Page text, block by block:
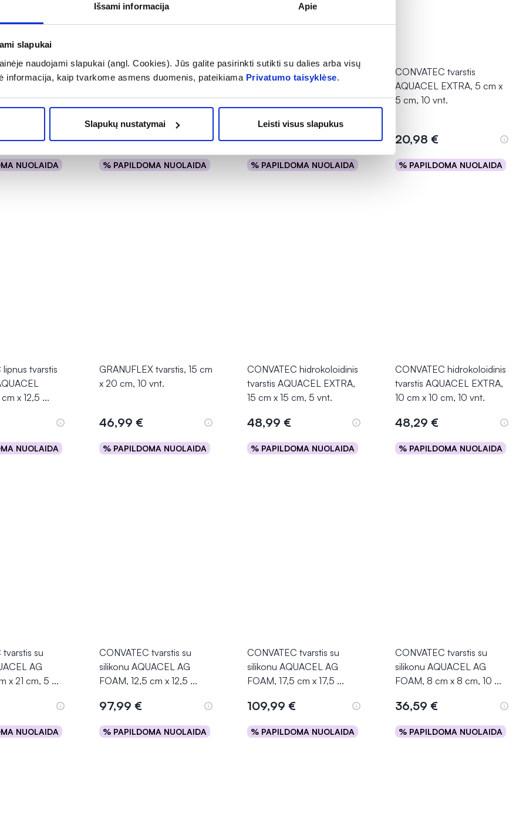
Išsami informacija Apie
slapukai
naudojami slapukai (angl. Cookies). Jūs galite pasirinkti sutikti su dalies arba visų
informacija, kaip tvarkome asmens duomenis, pateikiama Privatumo taisyklėse.
Slapukų nustatymai Leisti visus slapukus
+ EXTRA, 5
vnt.
iš 5
NUOLAIDA
CONVATEC tvarstis
AQUACEL AG + EXTRA, 15
cm x 15 cm, 5 vnt.
54,39 €
% PAPILDOMA NUOLAIDA
Į krepšelį
CONVATEC tvarstis
AQUACEL AG + EXTRA, 10
cm x 10 cm, 10 vnt.
45,98 €
% PAPILDOMA NUOLAIDA
Į krepšelį
CONVATEC tvarstis
AQUACEL EXTRA, 5 cm x
5 cm, 10 vnt.
20,98 €
% PAPILDOMA NUOLAIDA
Į krepšelį
lipnus tvarstis
x 12,5 ...
NUOLAIDA
GRANUFLEX tvarstis, 15 cm
x 20 cm, 10 vnt.
46,99 €
% PAPILDOMA NUOLAIDA
Į krepšelį
CONVATEC hidrokoloidinis
tvarstis AQUACEL EXTRA,
15 cm x 15 cm, 5 vnt.
48,99 €
% PAPILDOMA NUOLAIDA
Į krepšelį
CONVATEC hidrokoloidinis
tvarstis AQUACEL EXTRA,
10 cm x 10 cm, 10 vnt.
48,29 €
% PAPILDOMA NUOLAIDA
Į krepšelį
tvarstis su
AG
x 21 cm, 5 ...
NUOLAIDA
CONVATEC tvarstis su
silikonu AQUACEL AG
FOAM, 12,5 cm x 12,5 ...
97,99 €
% PAPILDOMA NUOLAIDA
Į krepšelį
CONVATEC tvarstis su
silikonu AQUACEL AG
FOAM, 17,5 cm x 17,5 ...
109,99 €
% PAPILDOMA NUOLAIDA
Į krepšelį
CONVATEC tvarstis su
silikonu AQUACEL AG
FOAM, 8 cm x 8 cm, 10 ...
36,59 €
% PAPILDOMA NUOLAIDA
Į krepšelį